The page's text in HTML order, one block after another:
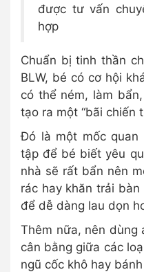
được tư vấn
hợp
Chuẩn bị tinh thần
BLW, bé có cơ hội
có thể ném, làm
tạo ra một “bãi chiến
Đó là một mốc quan
tập để bé biết yêu
nhà sẽ rất bẩn nên
rác hay khăn trải
để dễ dàng lau dọn
Thêm nữa, nên dùng
cân bằng giữa các
ngũ cốc khô hay